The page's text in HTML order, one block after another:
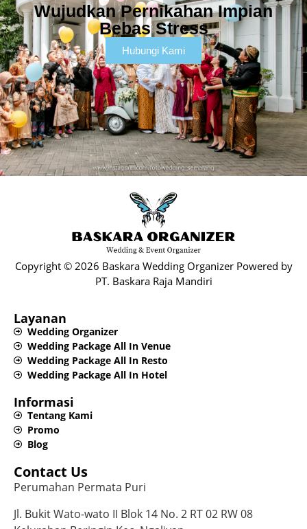
Wujudkan Pernikahan Impian
Bebas Stress
Hubungi Kami
Copyright © 2026 Baskara Wedding Organizer Powered by
PT. Baskara Raja Mandiri​
Layanan
Wedding Organizer
Wedding Package All In Venue
Wedding Package All In Resto
Wedding Package All In Hotel
Informasi
Tentang Kami
Promo
Blog
Contact Us
Perumahan Permata Puri
Jl. Bukit Wato-wato II Blok 14 No. 2 RT 02 RW 08